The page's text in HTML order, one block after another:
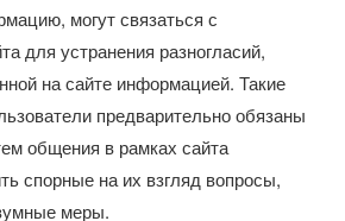
могут связаться с
для устранения разногласий,
на сайте информацией. Такие
предварительно обязаны
общения в рамках сайта
спорные на их взгляд вопросы,
меры.